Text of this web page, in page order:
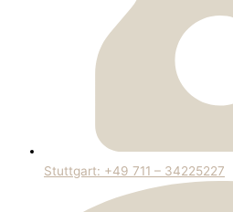
Stuttgart: +49 711 – 34225227